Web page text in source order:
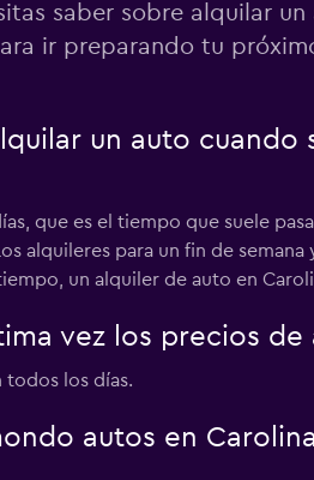
saber sobre alquilar un
ir preparando tu
un auto cuando
que es el tiempo que suele
alquileres para un fin de semana
un alquiler de auto en
vez los precios
todos los días.
autos en